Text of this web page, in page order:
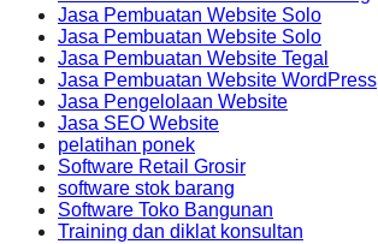
Jasa Pembuatan Website Solo
Jasa Pembuatan Website Solo
Jasa Pembuatan Website Tegal
Jasa Pembuatan Website WordPress
Jasa Pengelolaan Website
Jasa SEO Website
pelatihan ponek
Software Retail Grosir
software stok barang
Software Toko Bangunan
Training dan diklat konsultan